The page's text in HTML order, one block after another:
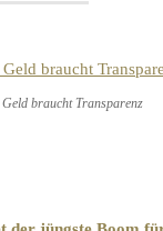
braucht Transparenz